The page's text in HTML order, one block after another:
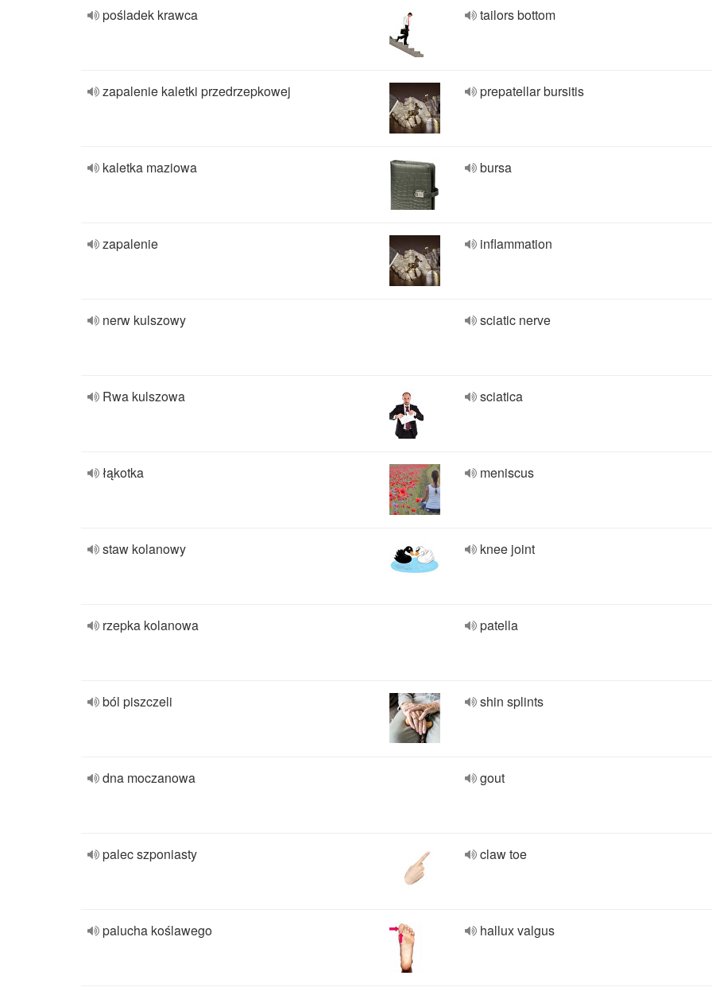
pośladek krawca tailors bottom
zapalenie kaletki przedrzepkowej prepatellar bursitis
kaletka maziowa bursa
zapalenie inflammation
nerw kulszowy sciatic nerve
Rwa kulszowa sciatica
łąkotka meniscus
staw kolanowy knee joint
rzepka kolanowa patella
ból piszczeli shin splints
dna moczanowa gout
palec szponiasty claw toe
palucha koślawego hallux valgus